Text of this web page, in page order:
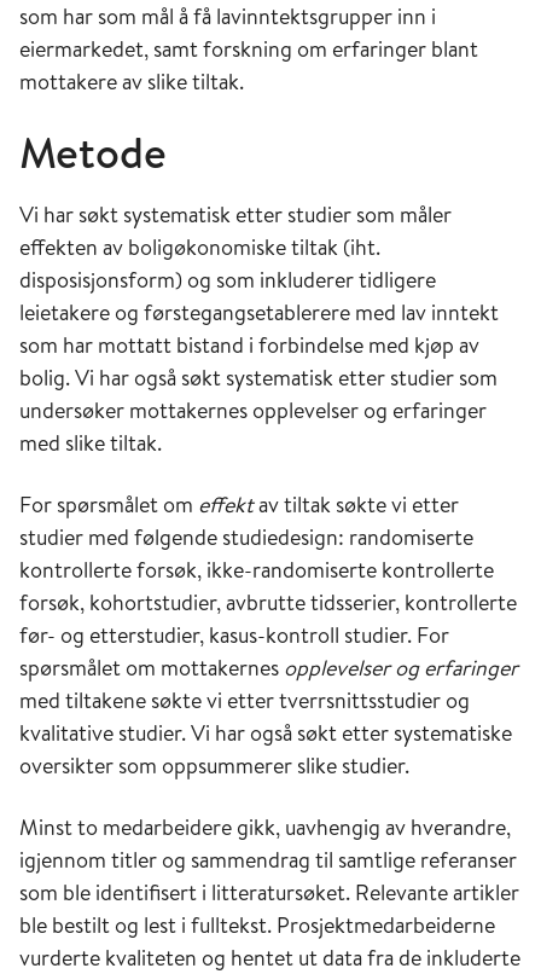
som har som mål å få lavinntektsgrupper inn i
eiermarkedet, samt forskning om erfaringer blant
mottakere av slike tiltak.
Metode
Vi har søkt systematisk etter studier som måler
effekten av boligøkonomiske tiltak (iht.
disposisjonsform) og som inkluderer tidligere
leietakere og førstegangsetablerere med lav inntekt
som har mottatt bistand i forbindelse med kjøp av
bolig. Vi har også søkt systematisk etter studier som
undersøker mottakernes opplevelser og erfaringer
med slike tiltak.
For spørsmålet om effektav tiltak søkte vi etter
studier med følgende studiedesign: randomiserte
kontrollerte forsøk, ikke-randomiserte kontrollerte
forsøk, kohortstudier, avbrutte tidsserier, kontrollerte
før- og etterstudier, kasus-kontroll studier. For
spørsmålet om mottakernes opplevelser og erfaringer
med tiltakene søkte vi etter tverrsnittsstudier og
kvalitative studier. Vi har også søkt etter systematiske
oversikter som oppsummerer slike studier.
Minst to medarbeidere gikk, uavhengig av hverandre,
igjennom titler og sammendrag til samtlige referanser
som ble identifisert i litteratursøket. Relevante artikler
ble bestilt og lest i fulltekst. Prosjektmedarbeiderne
vurderte kvaliteten og hentet ut data fra de inkluderte